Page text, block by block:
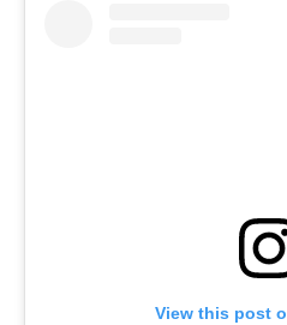
View this post